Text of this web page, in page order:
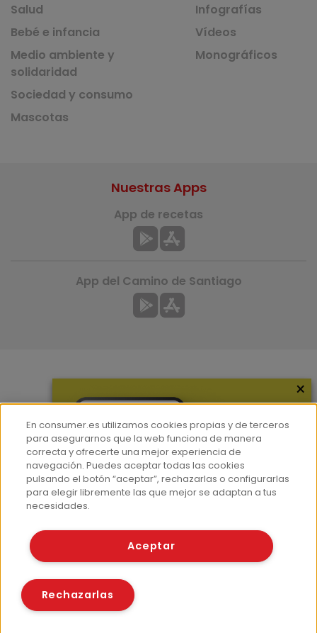
Salud
Bebé e infancia
Medio ambiente y
solidaridad
Sociedad y consumo
Mascotas
Infografías
Vídeos
Monográficos
Hemeroteca
Contacto
Prensa
Corpus Lingüístico Consumer
Nuestras Apps
App de recetas
App del Camino de Santiago
© Fundación EROSKI
Políticas de cookies
×
En consumer.es utilizamos cookies propias y de terceros
para asegurarnos que la web funciona de manera
correcta y ofrecerte una mejor experiencia de
navegación. Puedes aceptar todas las cookies
pulsando el botón “aceptar”, rechazarlas o configurarlas
para elegir libremente las que mejor se adaptan a tus
necesidades.
Aceptar
Rechazarlas